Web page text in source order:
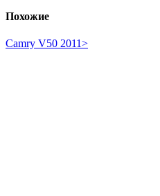
Похожие
Camry V50 2011>